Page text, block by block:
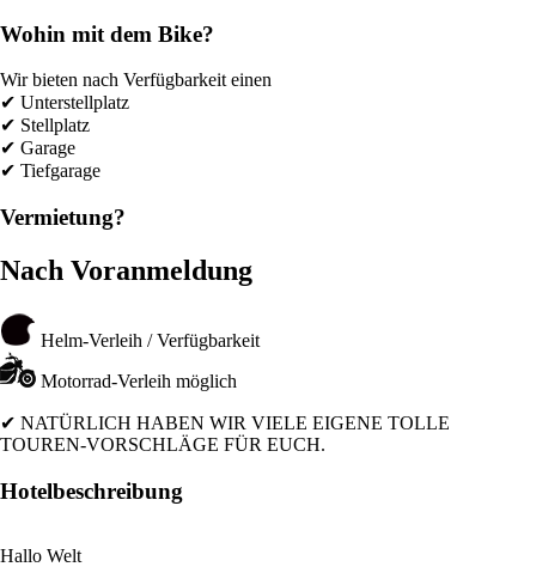
Wohin mit dem Bike?
Wir bieten nach Verfügbarkeit einen
✔ Unterstellplatz
✔ Stellplatz
✔ Garage
✔ Tiefgarage
Vermietung?
Nach Voranmeldung
Helm-Verleih / Verfügbarkeit
Motorrad-Verleih möglich
✔ NATÜRLICH HABEN WIR VIELE EIGENE TOLLE
TOUREN-VORSCHLÄGE FÜR EUCH.
Hotelbeschreibung
Hallo Welt